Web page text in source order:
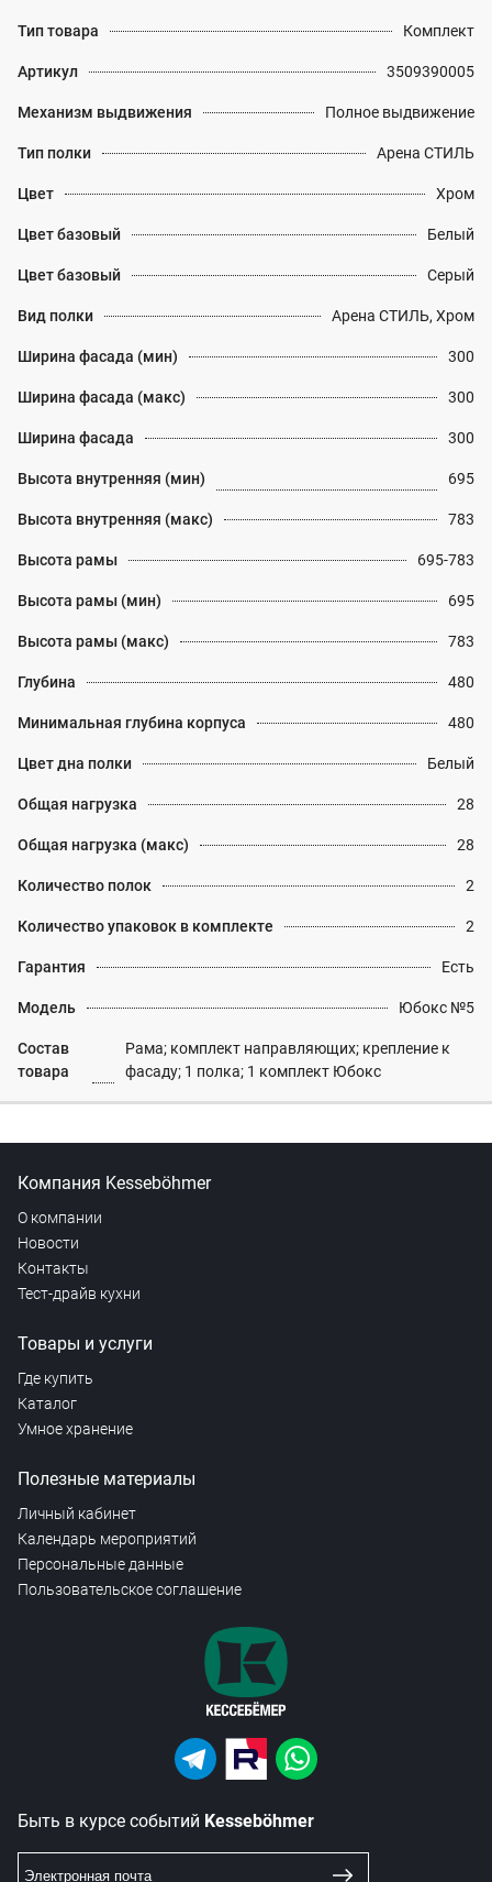
Тип товара Комплект
Артикул 3509390005
Механизм выдвижения Полное выдвижение
Тип полки Арена СТИЛЬ
Цвет Хром
Цвет базовый Белый
Цвет базовый Серый
Вид полки Арена СТИЛЬ, Хром
Ширина фасада (мин) 300
Ширина фасада (макс) 300
Ширина фасада 300
Высота внутренняя (мин) 695
Высота внутренняя (макс) 783
Высота рамы 695-783
Высота рамы (мин) 695
Высота рамы (макс) 783
Глубина 480
Минимальная глубина корпуса 480
Цвет дна полки Белый
Общая нагрузка 28
Общая нагрузка (макс) 28
Количество полок 2
Количество упаковок в комплекте 2
Гарантия Есть
Модель Юбокс №5
Состав
товара
Рама; комплект направляющих; крепление к
фасаду; 1 полка; 1 комплект Юбокс
Компания Kesseböhmer
О компании
Новости
Контакты
Тест-драйв кухни
Товары и услуги
Где купить
Каталог
Умное хранение
Полезные материалы
Личный кабинет
Календарь мероприятий
Персональные данные
Пользовательское соглашение
Быть в курсе событий Kesseböhmer